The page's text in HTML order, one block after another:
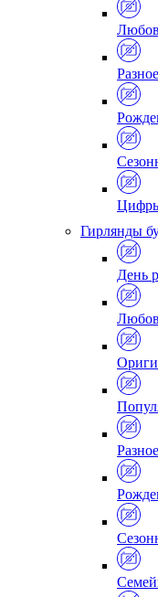
Разное
Гирлянды
День
Разное